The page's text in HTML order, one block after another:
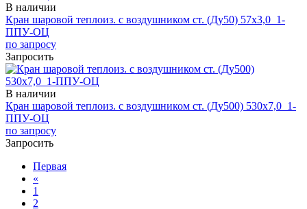
В наличии
Кран шаровой теплоиз. с воздушником ст. (Ду50) 57х3,0_1-
ППУ-ОЦ
по запросу
Запросить
В наличии
Кран шаровой теплоиз. с воздушником ст. (Ду500) 530х7,0_1-
ППУ-ОЦ
по запросу
Запросить
Первая
«
1
2